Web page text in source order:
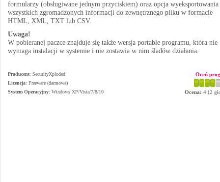
formularzy (obsługiwane jednym przyciskiem) oraz opcja wyeksportowania
wszystkich zgromadzonych informacji do zewnętrznego pliku w formacie
HTML, XML, TXT lub CSV.
Uwaga!
W pobieranej paczce znajduje się także wersja portable programu, która nie
wymaga instalacji w systemie i nie zostawia w nim śladów działania.
Producent: SecurityXploded
Licencja: Freeware (darmowa)
System Operacyjny: Windows XP/Vista/7/8/10
Oceń
Ocena: 4 (2